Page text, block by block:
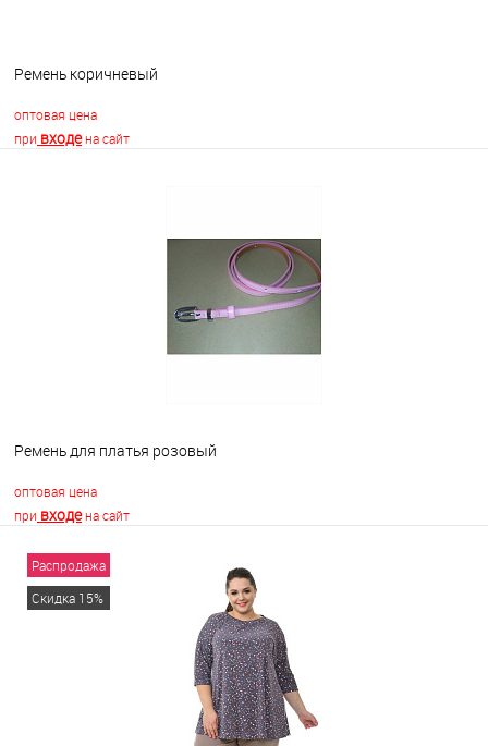
Ремень коричневый
оптовая цена
при входена сайт
Недоступно
Ремень для платья розовый
оптовая цена
при входена сайт
В корзину
Распродажа
Скидка 15%